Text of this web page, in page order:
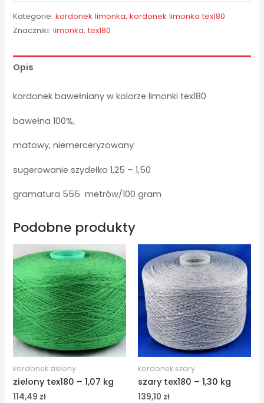
-
kg
Kategorie:kordonek limonka,kordonek limonka tex180
Znaczniki:limonka,tex180
Opis
kordonek bawełniany w kolorze limonki tex180
bawełna 100%,
matowy, niemerceryzowany
sugerowanie szydełko 1,25 – 1,50
gramatura 555 metrów/100 gram
Podobne produkty
kordonek zielony
zielony tex180 – 1,07 kg
114,49 zł
kordonek szary
szary tex180 – 1,30 kg
139,10 zł